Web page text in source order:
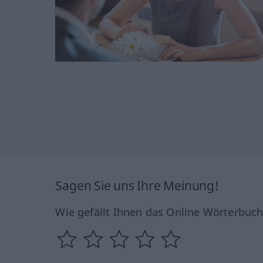
Sagen Sie uns Ihre Meinung!
Wie gefällt Ihnen das Online